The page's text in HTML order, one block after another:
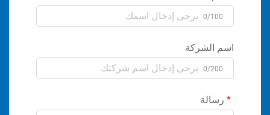
0/100
اسم الشركة
0/200
رسالة